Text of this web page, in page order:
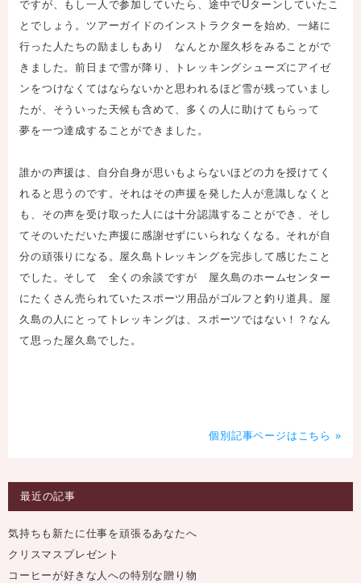
ですが、もし一人で参加していたら、途中でUターンしていたこ
とでしょう。ツアーガイドのインストラクターを始め、一緒に
行った人たちの励ましもあり なんとか屋久杉をみることがで
きました。前日まで雪が降り、トレッキングシューズにアイゼ
ンをつけなくてはならないかと思われるほど雪が残っていまし
たが、そういった天候も含めて、多くの人に助けてもらって
夢を一つ達成することができました。
誰かの声援は、自分自身が思いもよらないほどの力を授けてく
れると思うのです。それはその声援を発した人が意識しなくと
も、その声を受け取った人には十分認識することができ、そし
てそのいただいた声援に感謝せずにいられなくなる。それが自
分の頑張りになる。屋久島トレッキングを完歩して感じたこと
でした。そして 全くの余談ですが 屋久島のホームセンター
にたくさん売られていた スポーツ用品がゴルフ と釣り道具。屋
久島の人にとってトレッキングは、スポーツではない！？なん
て思った屋久島でした。
個別記事ページはこちら »
最近の記事
気持ちも新たに仕事を頑張るあなたへ
クリスマスプレゼント
コーヒーが好きな人への特別な贈り物